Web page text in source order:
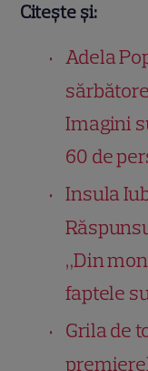
Citește și:
Adela
Imagini
60 de
Insula
„Din
faptele
Grila de